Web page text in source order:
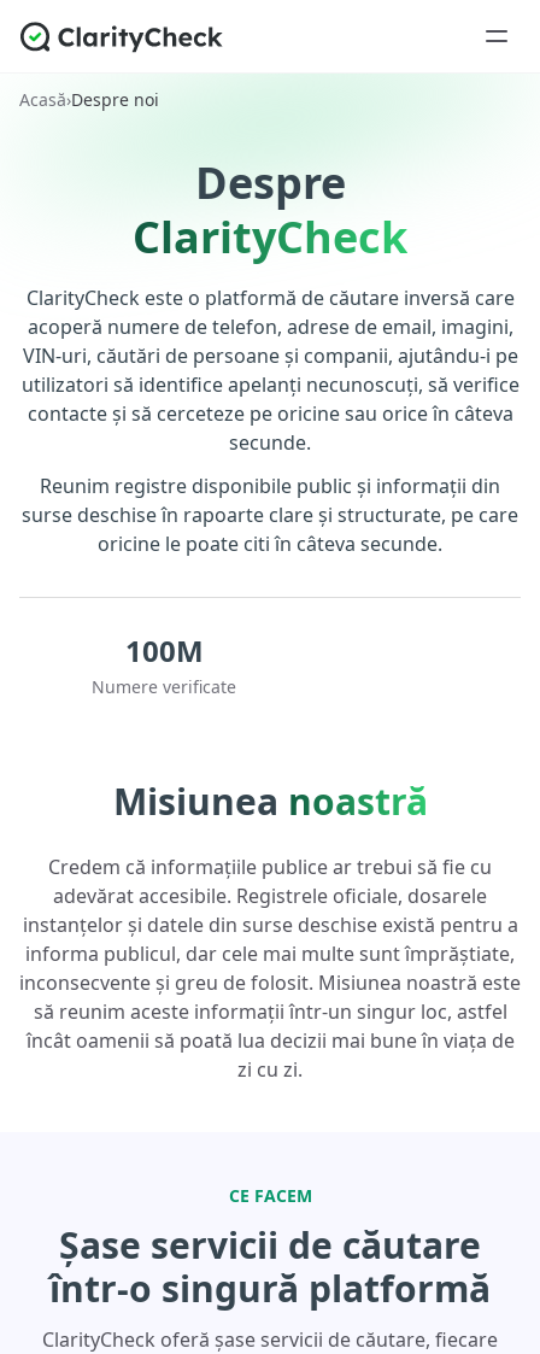
Acasă›Despre noi
Despre
ClarityCheck
ClarityCheck este o platformă de căutare inversă care
acoperă numere de telefon, adrese de email, imagini,
VIN-uri, căutări de persoane și companii, ajutându-i pe
utilizatori să identifice apelanți necunoscuți, să verifice
contacte și să cerceteze pe oricine sau orice în câteva
secunde.
Reunim registre disponibile public și informații din
surse deschise în rapoarte clare și structurate, pe care
oricine le poate citi în câteva secunde.
100M
Numere verificate
Misiunea noastră
Credem că informațiile publice ar trebui să fie cu
adevărat accesibile. Registrele oficiale, dosarele
instanțelor și datele din surse deschise există pentru a
informa publicul, dar cele mai multe sunt împrăștiate,
inconsecvente și greu de folosit. Misiunea noastră este
să reunim aceste informații într-un singur loc, astfel
încât oamenii să poată lua decizii mai bune în viața de
zi cu zi.
CE FACEM
Șase servicii de căutare
într-o singură platformă
ClarityCheck oferă șase servicii de căutare, fiecare